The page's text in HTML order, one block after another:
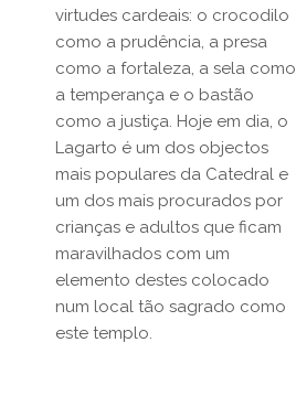
virtudes cardeais: o crocodilo
como a prudência, a presa
como a fortaleza, a sela como
a temperança e o bastão
como a justiça. Hoje em dia, o
Lagarto é um dos objectos
mais populares da Catedral e
um dos mais procurados por
crianças e adultos que ficam
maravilhados com um
elemento destes colocado
num local tão sagrado como
este templo.